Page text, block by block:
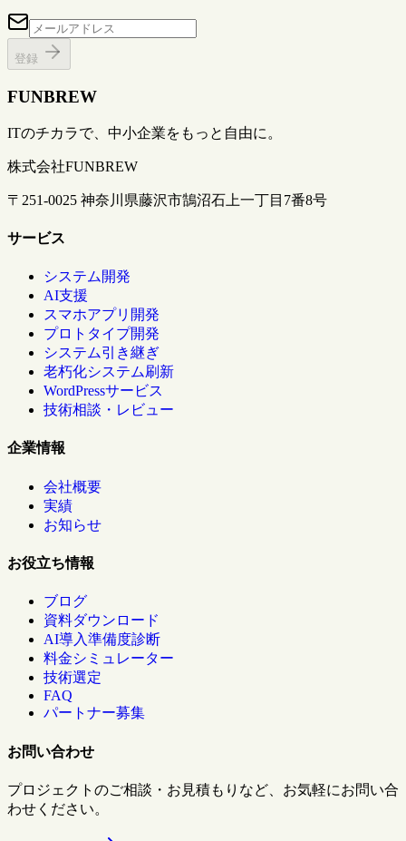
登録
FUNBREW
ITのチカラで、中小企業をもっと自由に。
株式会社FUNBREW
〒251-0025 神奈川県藤沢市鵠沼石上一丁目7番8号
サービス
システム開発
AI支援
スマホアプリ開発
プロトタイプ開発
システム引き継ぎ
老朽化システム刷新
WordPressサービス
技術相談・レビュー
企業情報
会社概要
実績
お知らせ
お役立ち情報
ブログ
資料ダウンロード
AI導入準備度診断
料金シミュレーター
技術選定
FAQ
パートナー募集
お問い合わせ
プロジェクトのご相談・お見積もりなど、お気軽にお問い合
わせください。